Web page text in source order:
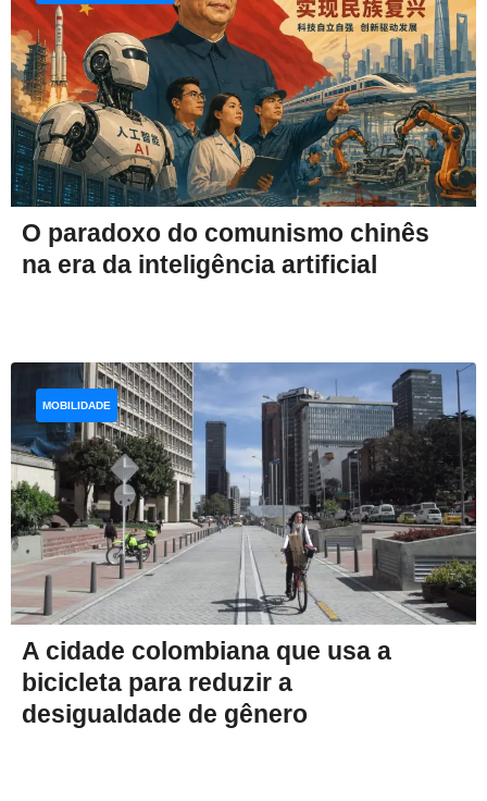
O paradoxo do comunismo chinês
na era da inteligência artificial
A cidade colombiana que usa a
bicicleta para reduzir a
desigualdade de gênero
MOBILIDADE